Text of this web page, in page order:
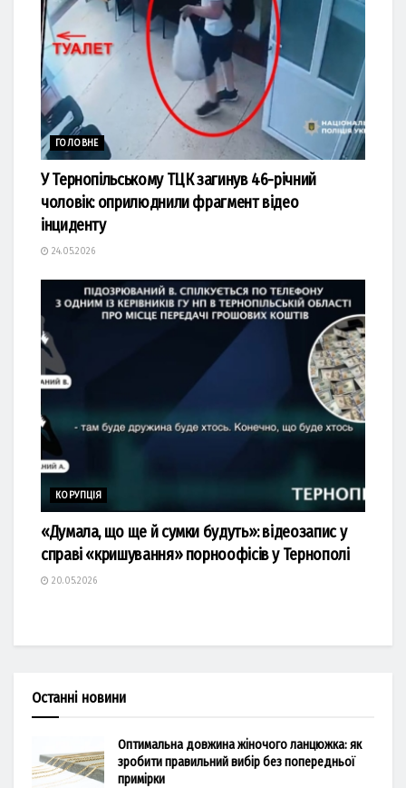
ГОЛОВНЕ
У Тернопільському ТЦК загинув 46-річний
чоловік: оприлюднили фрагмент відео
інциденту
24.05.2026
КОРУПЦІЯ
«Думала, що ще й сумки будуть»: відеозапис у
справі «кришування» порноофісів у Тернополі
20.05.2026
Останні новини
Оптимальна довжина жіночого ланцюжка: як
зробити правильний вибір без попередньої
примірки